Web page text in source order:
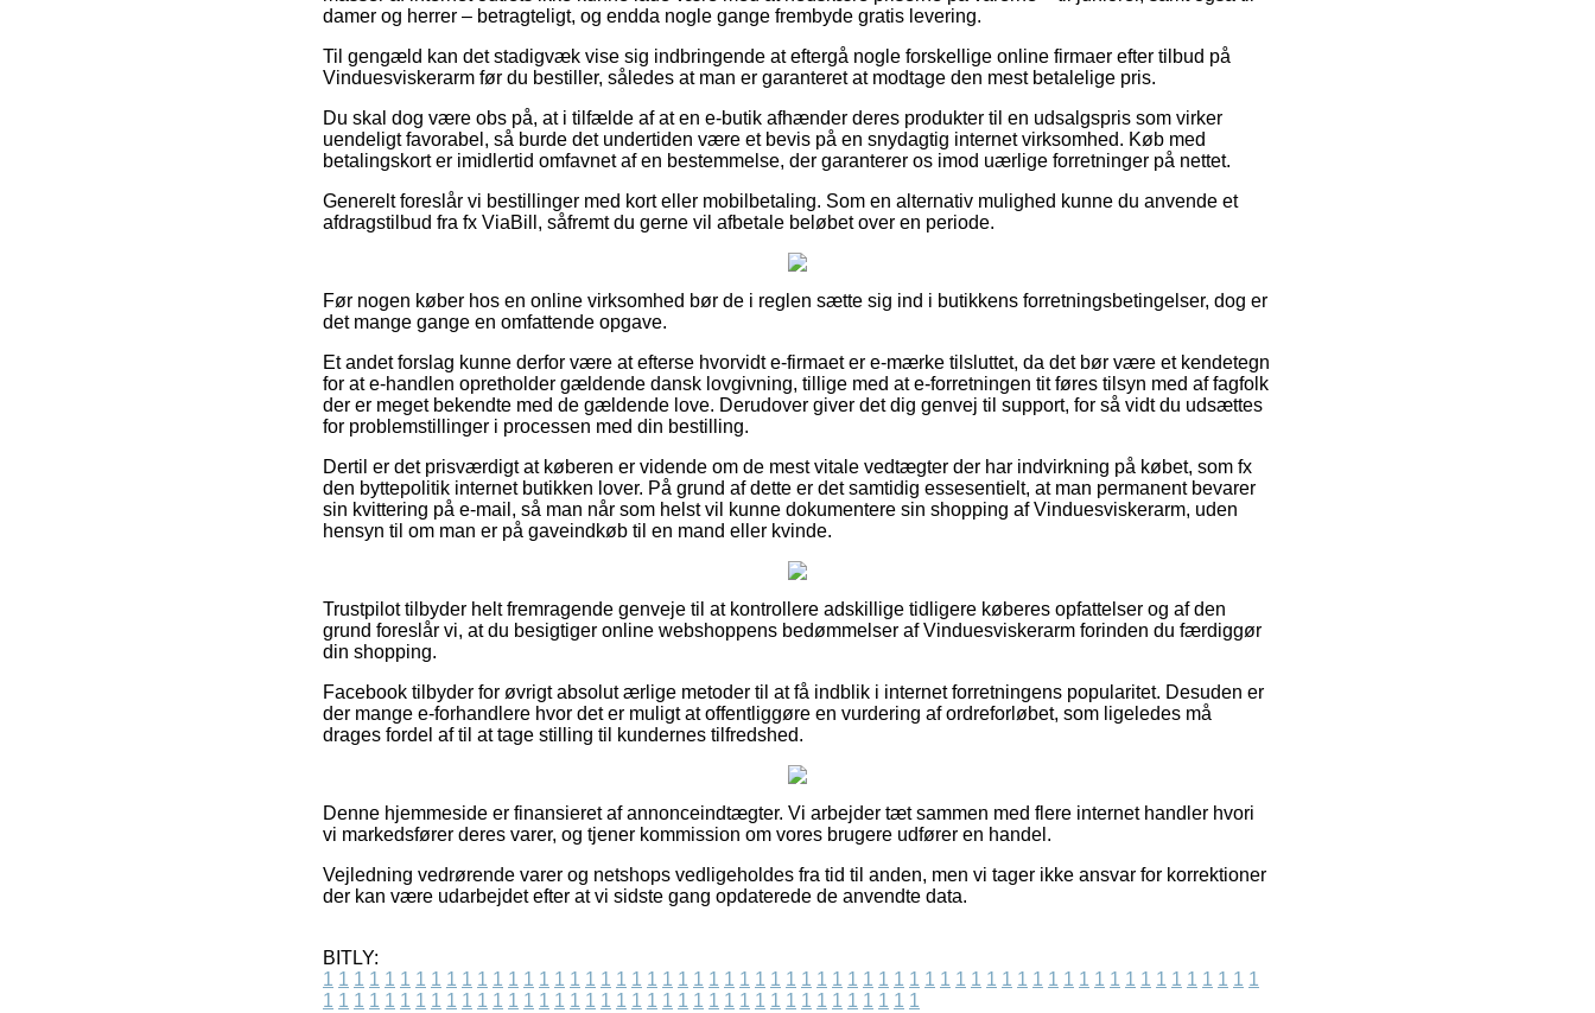
damer og herrer – betragteligt, og endda nogle gange frembyde gratis levering.
Til gengæld kan det stadigvæk vise sig indbringende at eftergå nogle forskellige online firmaer efter tilbud på
Vinduesviskerarm før du bestiller, således at man er garanteret at modtage den mest betalelige pris.
Du skal dog være obs på, at i tilfælde af at en e-butik afhænder deres produkter til en udsalgspris som virker
uendeligt favorabel, så burde det undertiden være et bevis på en snydagtig internet virksomhed. Køb med
betalingskort er imidlertid omfavnet af en bestemmelse, der garanterer os imod uærlige forretninger på nettet.
Generelt foreslår vi bestillinger med kort eller mobilbetaling. Som en alternativ mulighed kunne du anvende et
afdragstilbud fra fx ViaBill, såfremt du gerne vil afbetale beløbet over en periode.
Før nogen køber hos en online virksomhed bør de i reglen sætte sig ind i butikkens forretningsbetingelser, dog er
det mange gange en omfattende opgave.
Et andet forslag kunne derfor være at efterse hvorvidt e-firmaet er e-mærke tilsluttet, da det bør være et kendetegn
for at e-handlen opretholder gældende dansk lovgivning, tillige med at e-forretningen tit føres tilsyn med af fagfolk
der er meget bekendte med de gældende love. Derudover giver det dig genvej til support, for så vidt du udsættes
for problemstillinger i processen med din bestilling.
Dertil er det prisværdigt at køberen er vidende om de mest vitale vedtægter der har indvirkning på købet, som fx
den byttepolitik internet butikken lover. På grund af dette er det samtidig essesentielt, at man permanent bevarer
sin kvittering på e-mail, så man når som helst vil kunne dokumentere sin shopping af Vinduesviskerarm, uden
hensyn til om man er på gaveindkøb til en mand eller kvinde.
Trustpilot tilbyder helt fremragende genveje til at kontrollere adskillige tidligere køberes opfattelser og af den
grund foreslår vi, at du besigtiger online webshoppens bedømmelser af Vinduesviskerarm forinden du færdiggør
din shopping.
Facebook tilbyder for øvrigt absolut ærlige metoder til at få indblik i internet forretningens popularitet. Desuden er
der mange e-forhandlere hvor det er muligt at offentliggøre en vurdering af ordreforløbet, som ligeledes må
drages fordel af til at tage stilling til kundernes tilfredshed.
Denne hjemmeside er finansieret af annonceindtægter. Vi arbejder tæt sammen med flere internet handler hvori
vi markedsfører deres varer, og tjener kommission om vores brugere udfører en handel.
Vejledning vedrørende varer og netshops vedligeholdes fra tid til anden, men vi tager ikke ansvar for korrektioner
der kan være udarbejdet efter at vi sidste gang opdaterede de anvendte data.
BITLY:
1 1 1 1 1 1 1 1 1 1 1 1 1 1 1 1 1 1 1 1 1 1 1 1 1 1 1 1 1 1 1 1 1 1 1 1 1 1 1 1 1 1 1 1 1 1 1 1 1 1 1 1 1 1 1 1 1 1 1 1 1
1 1 1 1 1 1 1 1 1 1 1 1 1 1 1 1 1 1 1 1 1 1 1 1 1 1 1 1 1 1 1 1 1 1 1 1 1 1 1